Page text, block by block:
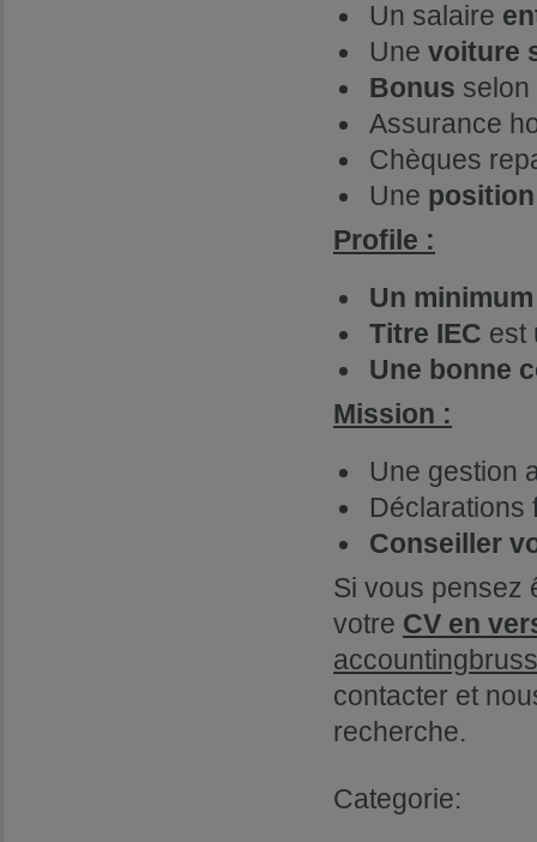
Un salaire
Une voiture
Bonus
Assurance
Chèques
Une position
Profile :
Un
Titre IEC est
Une bonne
Mission :
Une gestion
Conseiller
Si vous pensez
votre CV en
contacter et
recherche.
Categorie: